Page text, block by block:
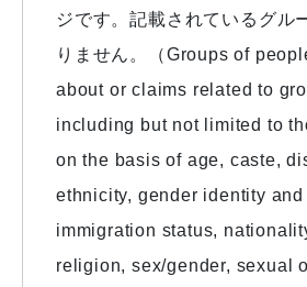
ジです。記載されているグル
りません。（Groups of
about or claims related to
including but not limited to
on the basis of age, caste,
ethnicity, gender identity
immigration status,
religion, sex/gender, sexual